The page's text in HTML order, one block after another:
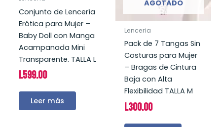
Conjunto de Lencería
Erótica para Mujer –
Baby Doll con Manga
Acampanada Mini
Transparente. TALLA L
L599.00
Leer más
AGOTADO
Lenceria
Pack de 7 Tangas Sin
Costuras para Mujer
– Bragas de Cintura
Baja con Alta
Flexibilidad TALLA M
L300.00